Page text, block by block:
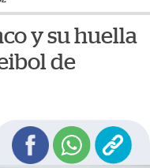
y su huella
de